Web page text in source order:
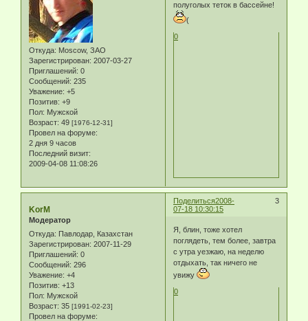
Откуда: Moscow, ЗАО
Зарегистрирован: 2007-03-27
Приглашений: 0
Сообщений: 235
Уважение: +5
Позитив: +9
Пол: Мужской
Возраст: 49 [1976-12-31]
Провел на форуме:
2 дня 9 часов
Последний визит:
2009-04-08 11:08:26
полуголых теток в бассейне!
(
0
Поделиться 3
2008-
07-18 10:30:15
KorM
Модератор
Откуда: Павлодар, Казахстан
Зарегистрирован: 2007-11-29
Приглашений: 0
Сообщений: 296
Уважение: +4
Позитив: +13
Пол: Мужской
Возраст: 35 [1991-02-23]
Провел на форуме:
Я, блин, тоже хотел
поглядеть, тем более, завтра
с утра уезжаю, на неделю
отдыхать, так ничего не
увижу
0